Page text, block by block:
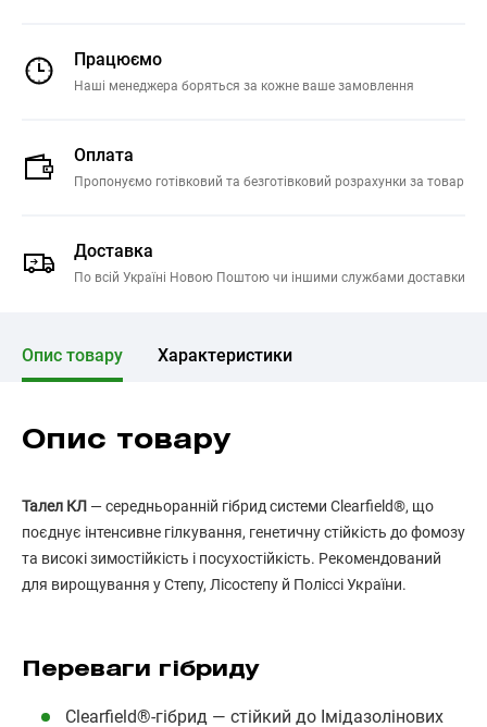
Працюємо
Наші менеджера боряться за кожне ваше замовлення
Оплата
Пропонуємо готівковий та безготівковий розрахунки за товар
Доставка
По всій Україні Новою Поштою чи іншими службами доставки
Опис товару Характеристики
Опис товару
Талел КЛ — середньоранній гібрид системи Clearfield®, що
поєднує інтенсивне гілкування, генетичну стійкість до фомозу
та високі зимостійкість і посухостійкість. Рекомендований
для вирощування у Степу, Лісостепу й Поліссі України.
Переваги гібриду
Clearfield®‑гібрид — стійкий до Імідазолінових